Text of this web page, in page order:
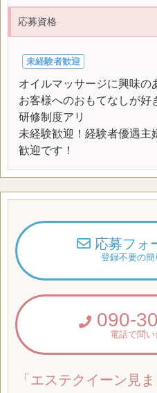
応募資格
未経験者歓迎
オイルマッサージに興味の
お客様へのおもてなしが好
研修制度アリ
未経験歓迎！経験者優遇主
歓迎です！
応募フォ
登録不要の簡
090-
電話で問い
「エステクイーン見ま